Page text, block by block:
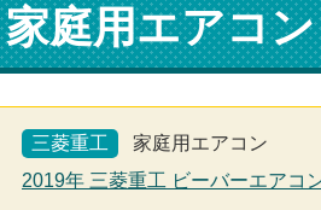
家庭用エアコ
三菱重工
家庭用エアコン
2019年 三菱重工 ビーバーエアコ